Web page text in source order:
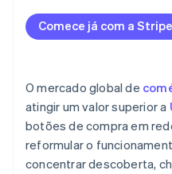
Alinhe os produtos ao
Priorize a rapidez
Comece já com a Stripe
O mercado global de
atingir um valor superior a
botões de compra em
reformular o
concentrar descoberta,